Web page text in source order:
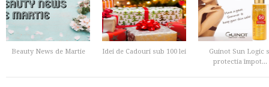
Beauty News de Martie Idei de Cadouri sub 100 lei
Guinot Sun Logic
protectia împot...